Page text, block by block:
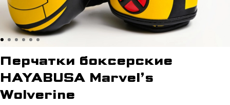
Перчатки боксерские
HAYABUSA Marvel’s
Wolverine